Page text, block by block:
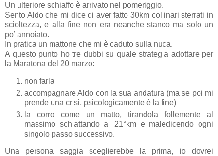
Un ulteriore schiaffo è arrivato nel pomeriggio.
Sento Aldo che mi dice di aver fatto 30km collinari sterrati in
scioltezza, e alla fine non era neanche stanco ma solo un
po’ annoiato.
In pratica un mattone che mi è caduto sulla nuca.
A questo punto ho tre dubbi su quale strategia adottare per
la Maratona del 20 marzo:
non farla
accompagnare Aldo con la sua andatura (ma se poi mi
prende una crisi, psicologicamente è la fine)
la corro come un matto, tirandola follemente al
massimo schiattando al 21°km e maledicendo ogni
singolo passo successivo.
Una persona saggia sceglierebbe la prima, io dovrei